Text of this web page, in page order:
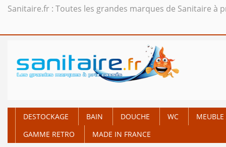
Sanitaire.fr : Toutes les grandes marques de Sanitaire à
DESTOCKAGE BAIN DOUCHE WC MEUBLE
GAMME RETRO
MADE IN FRANCE